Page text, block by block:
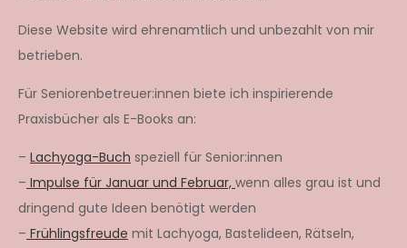
Diese Website wird ehrenamtlich und unbezahlt von mir
betrieben.
Für Seniorenbetreuer:innen biete ich inspirierende
Praxisbücher als E-Books an:
– Lachyoga-Buch speziell für Senior:innen
– Impulse für Januar und Februar, wenn alles grau ist und
dringend gute Ideen benötigt werden
– Frühlingsfreude mit Lachyoga, Bastelideen, Rätseln,